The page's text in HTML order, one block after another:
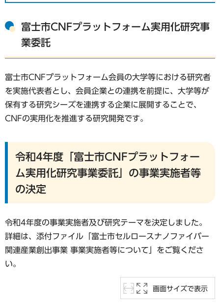
富士市CNFプラットフォーム実用化研究事
業委託
富士市CNFプラットフォーム会員の大学等における研究者
を実施代表者とし、会員企業との連携を前提に、大学等が
保有する研究シーズを連携する企業に展開することで、
CNFの実用化を推進する研究開発です。
令和4年度「富士市CNFプラットフォー
ム実用化研究事業委託」の事業実施者等
の決定
令和4年度の事業実施者及び研究テーマを決定しました。
詳細は、添付ファイル「富士市セルロースナノファイバー
関連産業創出事業 事業実施者等について」をご覧くださ
い。
画面サイズで表示